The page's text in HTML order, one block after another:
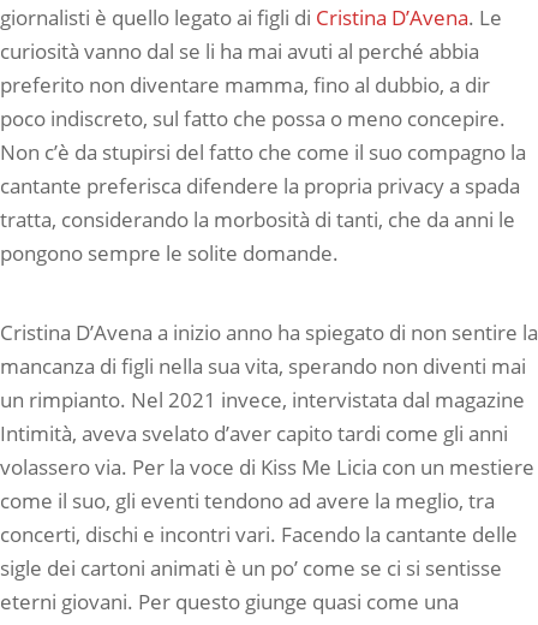
giornalisti è quello legato ai figli di Cristina D’Avena. Le
curiosità vanno dal se li ha mai avuti al perché abbia
preferito non diventare mamma, fino al dubbio, a dir
poco indiscreto, sul fatto che possa o meno concepire.
Non c’è da stupirsi del fatto che come il suo compagno la
cantante preferisca difendere la propria privacy a spada
tratta, considerando la morbosità di tanti, che da anni le
pongono sempre le solite domande.
Cristina D’Avena a inizio anno ha spiegato di non sentire la
mancanza di figli nella sua vita, sperando non diventi mai
un rimpianto. Nel 2021 invece, intervistata dal magazine
Intimità, aveva svelato d’aver capito tardi come gli anni
volassero via. Per la voce di Kiss Me Licia con un mestiere
come il suo, gli eventi tendono ad avere la meglio, tra
concerti, dischi e incontri vari. Facendo la cantante delle
sigle dei cartoni animati è un po’ come se ci si sentisse
eterni giovani. Per questo giunge quasi come una